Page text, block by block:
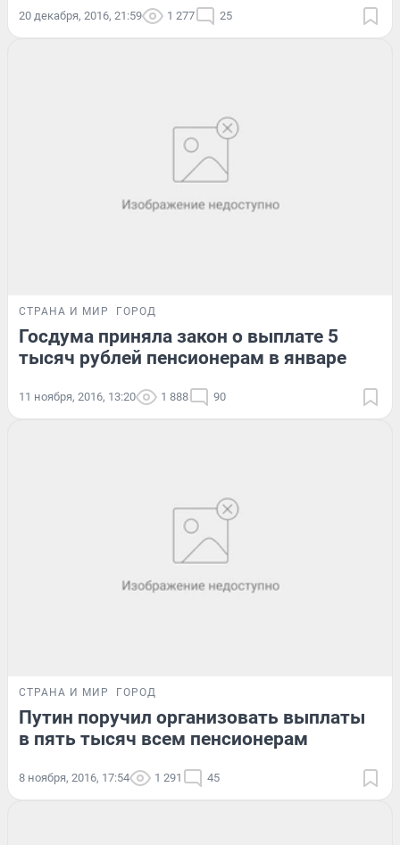
20 декабря, 2016, 21:59 1 277 25
СТРАНА И МИР ГОРОД
Госдума приняла закон о выплате 5
тысяч рублей пенсионерам в январе
11 ноября, 2016, 13:20 1 888 90
СТРАНА И МИР ГОРОД
Путин поручил организовать выплаты
в пять тысяч всем пенсионерам
8 ноября, 2016, 17:54 1 291 45